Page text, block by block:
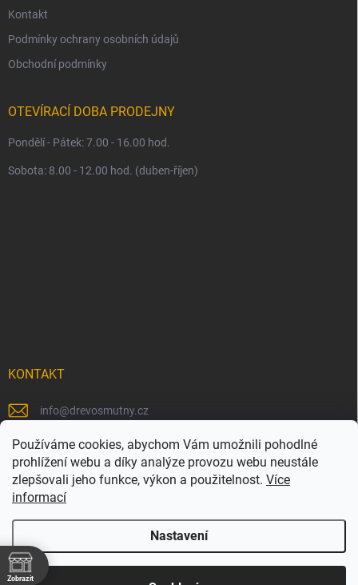
Používáme cookies, abychom Vám umožnili pohodlné
prohlížení webu a díky analýze provozu webu neustále
zlepšovali jeho funkce, výkon a použitelnost. Více
informací
Nastavení
Kontakt
Podmínky ochrany osobních údajů
Obchodní podmínky
OTEVÍRACÍ DOBA PRODEJNY
Pondělí - Pátek: 7.00 - 16.00 hod.
Sobota: 8.00 - 12.00 hod. (duben-říjen)
KONTAKT
info@drevosmutny.cz
+420 725 710 840
https://www.facebook.com/drevosmutny/
drevosmutny/
Dřevosmutný . Všechna práva vyhrazena.
Zobrazit